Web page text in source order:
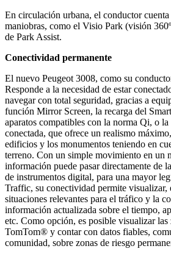
En circulación urbana, el conductor
maniobras, como el Visio Park (visión
de Park Assist.
Conectividad permanente
El nuevo Peugeot 3008, como su
Responde a la necesidad de estar
navegar con total seguridad, gracias a
función Mirror Screen, la recarga del
aparatos compatibles con la norma Qi, o
conectada, que ofrece un realismo
edificios y los monumentos teniendo en
terreno. Con un simple movimiento en un
información puede pasar directamente de
de instrumentos digital, para una mayor
Traffic, su conectividad permite visualizar,
situaciones relevantes para el tráfico y la
información actualizada sobre el tiempo,
etc. Como opción, es posible visualizar las
TomTom® y contar con datos fiables,
comunidad, sobre zonas de riesgo